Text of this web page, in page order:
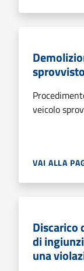
veicolo
VAI ALLA
Discarico
di
una